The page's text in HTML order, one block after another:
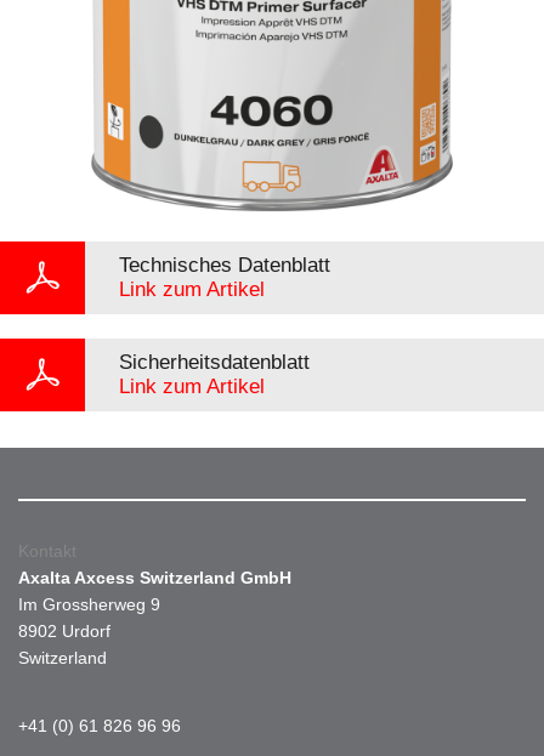
Technisches Datenblatt
Link zum Artikel
Sicherheitsdatenblatt
Link zum Artikel
Kontakt
Axalta Axcess Switzerland GmbH
Im Grossherweg 9
8902 Urdorf
Switzerland
+41 (0) 61 826 96 96